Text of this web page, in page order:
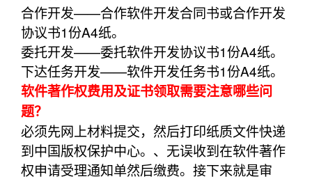
合作开发——合作软件开发合同书或合作开发
协议书1份A4纸。
委托开发——委托软件开发协议书1份A4纸。
下达任务开发——软件开发任务书1份A4纸。
软件著作权费用及证书领取需要注意哪些问
题？
必须先网上材料提交，然后打印纸质文件快递
到中国版权保护中心。、无误收到在软件著作
权申请受理通知单然后缴费。接下来就是审